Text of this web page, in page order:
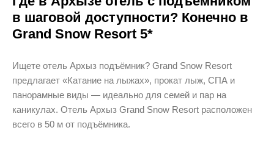
в шаговой доступности? Конечно в
Grand Snow Resort 5*
Ищете отель Архыз подъёмник? Grand Snow Resort
предлагает «Катание на лыжах», прокат лыж, СПА и
панорамные виды — идеально для семей и пар на
каникулах. Отель Архыз Grand Snow Resort расположен
всего в 50 м от подъёмника.